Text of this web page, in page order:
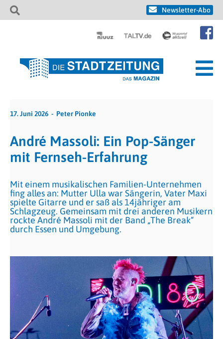
Newsletter-Abo
17. Juni 2026 Peter Pionke
André Massoli: Ein Pop-Sänger
mit Fernseh-Erfahrung
Mit einem musikalischen Familien-Unternehmen
fing alles an: Mutter Ulla war Sängerin, Vater Maxi
spielte Gitarre und er saß als 14jähriger am
Schlagzeug. Gemeinsam mit drei anderen Musikern
rockte André Massoli mit der Band „The Break“
durch Essen und Umgebung.